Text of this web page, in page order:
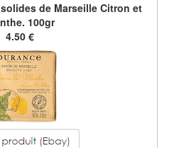
de Marseille Citron et
100gr
4.50 €